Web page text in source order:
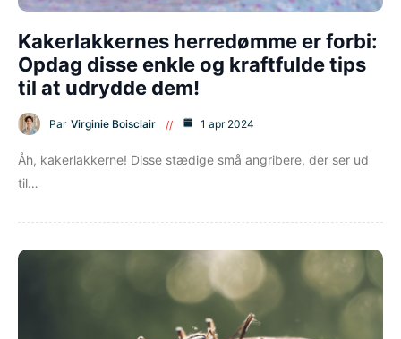
Kakerlakkernes herredømme er forbi:
Opdag disse enkle og kraftfulde tips
til at udrydde dem!
Par Virginie Boisclair 1 apr 2024
Åh, kakerlakkerne! Disse stædige små angribere, der ser ud
til…